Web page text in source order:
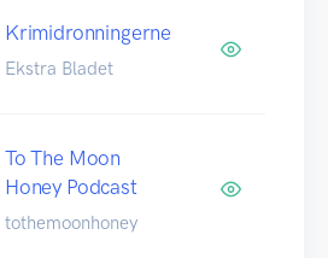
Krimidronningerne
Ekstra Bladet
To The Moon
Honey Podcast
tothemoonhoney